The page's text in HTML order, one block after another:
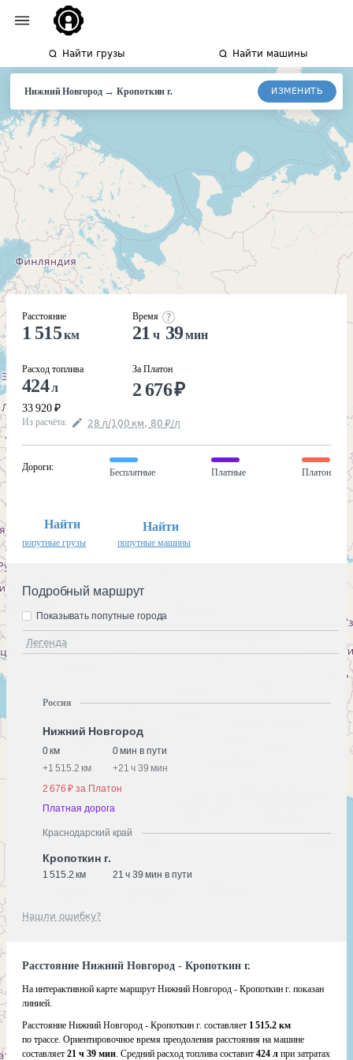
Найти грузы Найти машины
Нижний Новгород→Кропоткин г. ИЗМЕНИТЬ
Расстояние
1 515км
Расход топлива
424л
33 920 ₽
Время
21 ч 39мин
За Платон
2 676₽
Из расчёта: 28 л/100 км, 80 ₽/л
Дороги:
Бесплатные Платные Платон
Найти
попутные грузы
Найти
попутные машины
Подробный маршрут
Легенда
Показывать попутные города
Россия
Нижний Новгород
0 км
0 мин в пути
+1 515.2 км +21 ч 39 мин
2 676 ₽ за Платон
Платная дорога
Краснодарский край
Кропоткин г.
1 515.2 км 21 ч 39 мин в пути
Нашли ошибку?
Расстояние Нижний Новгород - Кропоткин г.
На интерактивной карте маршрут Нижний Новгород - Кропоткин г. показан
линией.
Расстояние Нижний Новгород - Кропоткин г. составляет 1 515.2 км
по трассе. Ориентировочное время преодоления расстояния на машине
составляет 21 ч 39 мин. Средний расход топлива составит 424 л при затратах